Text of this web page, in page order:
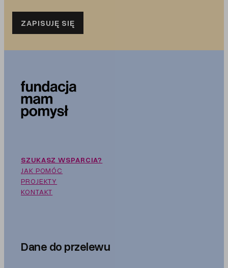
ZAPISUJĘ SIĘ
SZUKASZ WSPARCIA?
JAK POMÓC
PROJEKTY
KONTAKT
Dane do przelewu